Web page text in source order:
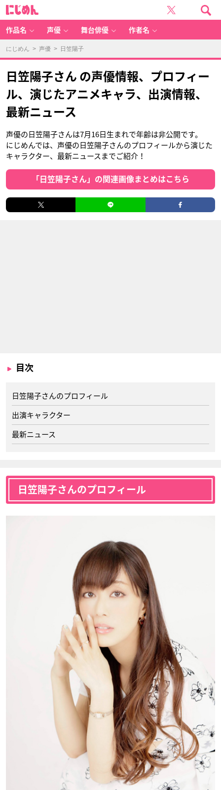
作品名 声優 舞台俳優 作者名
にじめん > 声優 > 日笠陽子
日笠陽子さん の声優情報、プロフィー
ル、演じたアニメキャラ、出演情報、
最新ニュース
声優の日笠陽子さんは7月16日生まれで年齢は非公開です。
にじめんでは、声優の日笠陽子さんのプロフィールから演じた
キャラクター、最新ニュースまでご紹介！
「日笠陽子さん」の関連画像まとめはこちら
目次
日笠陽子さんのプロフィール
出演キャラクター
最新ニュース
日笠陽子さんのプロフィール